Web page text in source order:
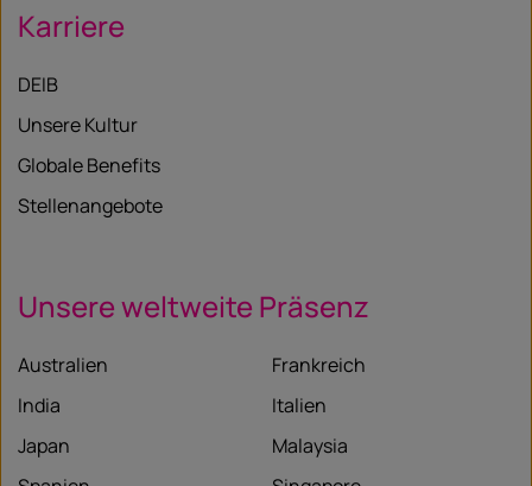
Karriere
DEIB
Unsere Kultur
Globale Benefits
Stellenangebote
Unsere weltweite Präsenz
Australien
Frankreich
India
Italien
Japan
Malaysia